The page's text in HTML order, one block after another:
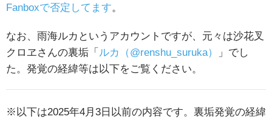
Fanboxで否定してます。
なお、雨海ルカというアカウントですが、元々は沙花叉
クロヱさんの裏垢「 ルカ（@renshu_suruka）
」でし
た。発覚の経緯等は以下をご覧ください。
※以下は2025年4月3日以前の内容です。裏垢発覚の経緯